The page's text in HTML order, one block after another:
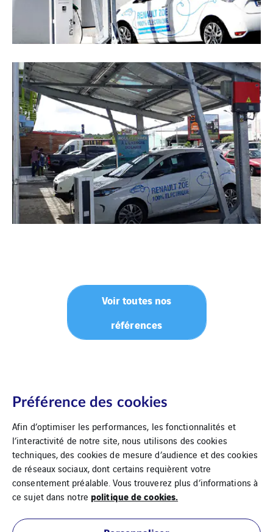
Voir toutes nos
références
Mentions Légales
Plan du site
Préférence des cookies
Afin d’optimiser les performances, les fonctionnalités et
l’interactivité de notre site, nous utilisons des cookies
techniques, des cookies de mesure d’audience et des cookies
de réseaux sociaux, dont certains requièrent votre
consentement préalable. Vous trouverez plus d’informations à
ce sujet dans notre politique de cookies.